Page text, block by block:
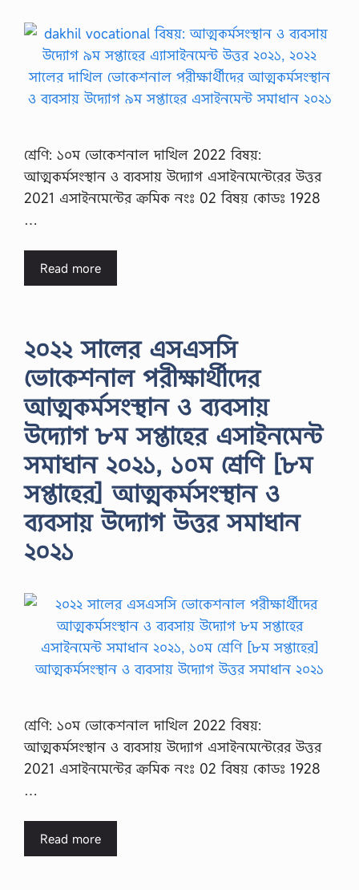
শ্রেণি: ১০ম ভোকেশনাল দাখিল 2022 বিষয়:
আত্মকর্মসংস্থান ও ব্যবসায় উদ্যোগ এসাইনমেন্টেরের উত্তর
2021 এসাইনমেন্টের ক্রমিক নংঃ 02 বিষয় কোডঃ 1928
…
Read more
২০২২ সালের এসএসসি
ভোকেশনাল পরীক্ষার্থীদের
আত্মকর্মসংস্থান ও ব্যবসায়
উদ্যোগ ৮ম সপ্তাহের এসাইনমেন্ট
সমাধান ২০২১, ১০ম শ্রেণি [৮ম
সপ্তাহের] আত্মকর্মসংস্থান ও
ব্যবসায় উদ্যোগ উত্তর সমাধান
২০২১
শ্রেণি: ১০ম ভোকেশনাল দাখিল 2022 বিষয়:
আত্মকর্মসংস্থান ও ব্যবসায় উদ্যোগ এসাইনমেন্টেরের উত্তর
2021 এসাইনমেন্টের ক্রমিক নংঃ 02 বিষয় কোডঃ 1928
…
Read more